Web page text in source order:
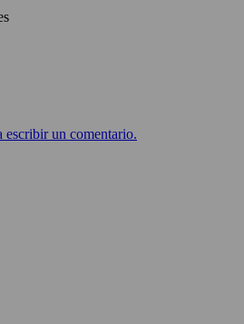
escribir un comentario.